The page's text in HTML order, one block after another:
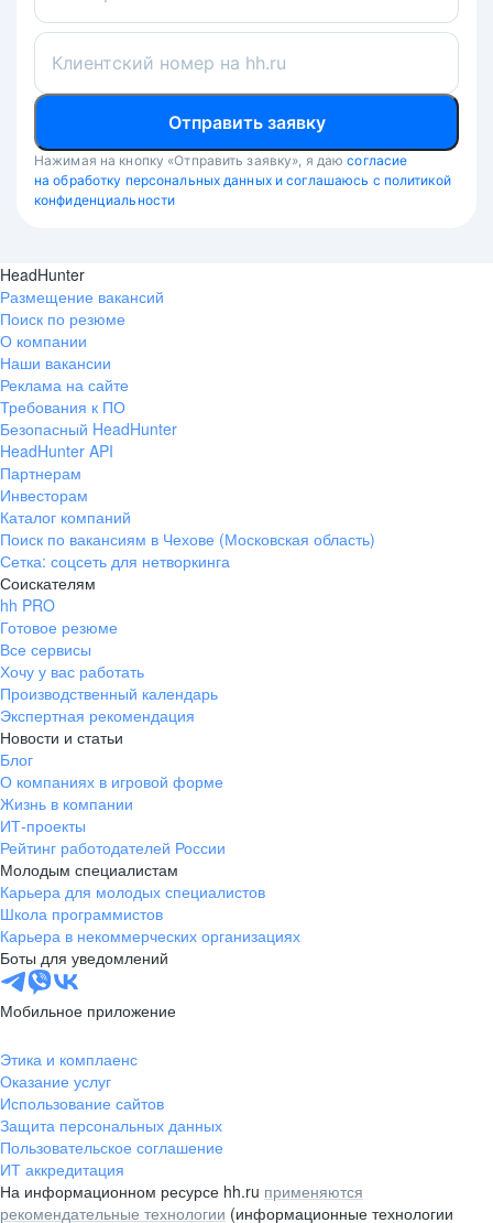
Клиентский номер на hh.ru
Отправить заявку
Нажимая на кнопку «Отправить заявку», я даю согласие
на обработку персональных данных и соглашаюсь с политикой
конфиденциальности
HeadHunter
Размещение вакансий
Поиск по резюме
О компании
Наши вакансии
Реклама на сайте
Требования к ПО
Безопасный HeadHunter
HeadHunter API
Партнерам
Инвесторам
Каталог компаний
Поиск по вакансиям в Чехове (Московская область)
Сетка: соцсеть для нетворкинга
Соискателям
hh PRO
Готовое резюме
Все сервисы
Хочу у вас работать
Производственный календарь
Экспертная рекомендация
Новости и статьи
Блог
О компаниях в игровой форме
Жизнь в компании
ИТ-проекты
Рейтинг работодателей России
Молодым специалистам
Карьера для молодых специалистов
Школа программистов
Карьера в некоммерческих организациях
Боты для уведомлений
Мобильное приложение
Этика и комплаенс
Оказание услуг
Использование сайтов
Защита персональных данных
Пользовательское соглашение
ИТ аккредитация
На информационном ресурсе hh.ru применяются
рекомендательные технологии (информационные технологии